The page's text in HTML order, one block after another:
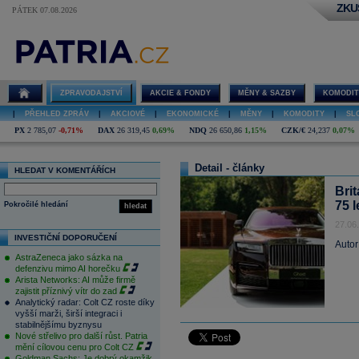
PÁTEK 07.08.2026
ZPRAVODAJSTVÍ AKCIE & FONDY MĚNY & SAZBY
PŘEHLED ZPRÁV AKCIOVÉ EKONOMICKÉ MĚNY KOMODITY
PX 2 785,07 -0,71% DAX 26 319,45 0,69% NDQ 26 650,86 1,15% CZK/€ 24,237 0,07%
HLEDAT V KOMENTÁŘÍCH
hledat
Pokročilé hledání
INVESTIČNÍ DOPORUČENÍ
AstraZeneca jako sázka na
defenzivu mimo AI horečku
Arista Networks: AI může firmě
zajistit příznivý vítr do zad
Analytický radar: Colt CZ roste díky
vyšší marži, širší integraci i
stabilnějšímu byznysu
Nové střelivo pro další růst. Patria
mění cílovou cenu pro Colt CZ
Detail - články
75